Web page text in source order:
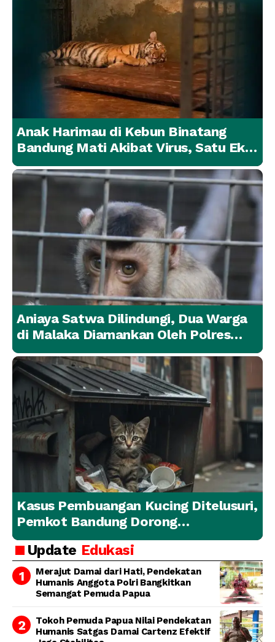
Anak Harimau di Kebun Binatang
Bandung Mati Akibat Virus, Satu Ekor
Lainnya Berangsur Membaik
Aniaya Satwa Dilindungi, Dua Warga
di Malaka Diamankan Oleh Polres
Malaka
Kasus Pembuangan Kucing Ditelusuri,
Pemkot Bandung Dorong
Penanganan Hewan yang
Bertanggung Jawab
Update Edukasi
Merajut Damai dari Hati, Pendekatan
Humanis Anggota Polri Bangkitkan
Semangat Pemuda Papua
Tokoh Pemuda Papua Nilai Pendekatan
Humanis Satgas Damai Cartenz Efektif